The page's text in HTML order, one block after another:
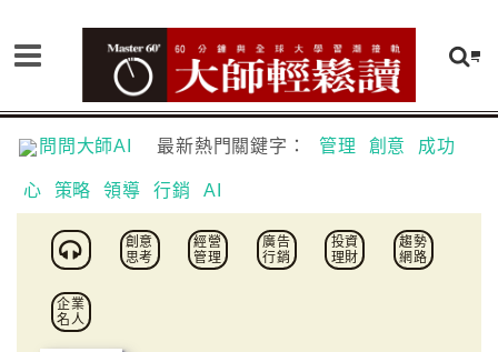
問問大師AI 最新熱門關鍵字： 管理 創意 成功
心 策略 領導 行銷 AI
創意
思考
經營
管理
廣告
行銷
投資
理財
趨勢
網路
企業
名人